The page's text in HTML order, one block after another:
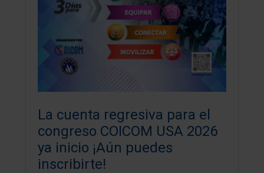
La cuenta regresiva para el
congreso COICOM USA 2026
ya inicio ¡Aún puedes
inscribirte!